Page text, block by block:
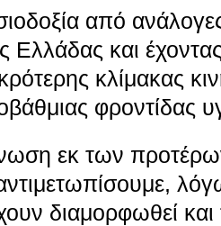
από
Ελλάδας και
κλίμακας
φροντίδας
εκ των
διαμορφωθεί και